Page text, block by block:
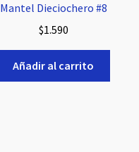
Mantel Dieciochero #8
$1.590
Añadir al carrito